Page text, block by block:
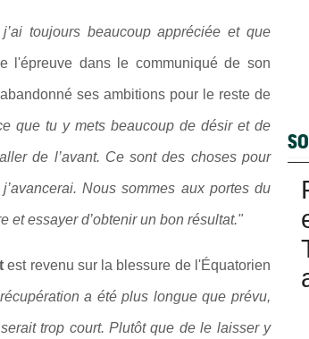
toujours beaucoup appréciée et que
l'épreuve dans le communiqué de son
ses ambitions pour le reste de
que tu y mets beaucoup de désir et de
de l’avant. Ce sont des choses pour
Nous sommes aux portes du
et essayer d’obtenir un bon résultat."
est revenu sur la blessure de l'Équatorien
a été plus longue que prévu,
trop court. Plutôt que de le laisser y